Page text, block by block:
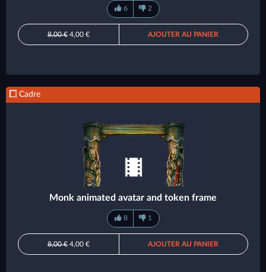
6 2
8,00 €4,00 € AJOUTER AU PANIER
Cadre
Monk animated avatar and token frame
8 1
8,00 €4,00 € AJOUTER AU PANIER